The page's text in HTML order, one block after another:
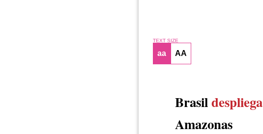
TEXT SIZE
aa AA
Brasildespliega
Amazonas